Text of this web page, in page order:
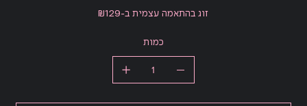
זוג בהתאמה עצמית ב-₪129
כמות